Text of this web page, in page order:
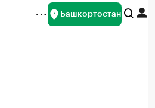
Башкортостан